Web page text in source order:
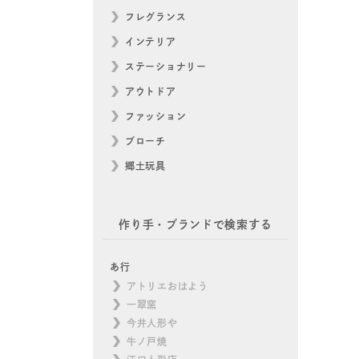
フレグランス
インテリア
ステーショナリー
アウトドア
ファッション
ブローチ
郷土玩具
作り手・ブランドで検索する
あ行
アトリエおはよう
一翠窯
今井人形や
牛ノ戸焼